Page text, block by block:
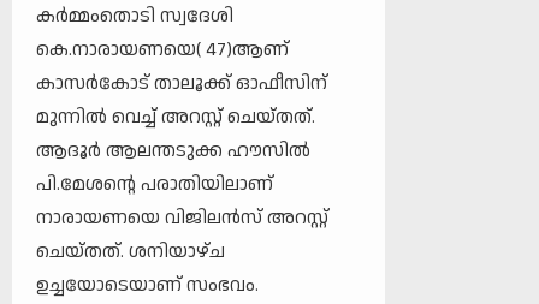
കര്‍മ്മംതൊടി സ്വദേശി
കെ.നാരായണയെ( 47)ആണ്
കാസര്‍കോട് താലൂക്ക് ഓഫീസിന്
മുന്നില്‍ വെച്ച് അറസ്റ്റ് ചെയ്തത്.
ആദൂര്‍ ആലന്തടുക്ക ഹൗസില്‍
പി.മേശന്റെ പരാതിയിലാണ്
നാരായണയെ വിജിലന്‍സ് അറസ്റ്റ്
ചെയ്തത്. ശനിയാഴ്ച
ഉച്ചയോടെയാണ് സംഭവം.